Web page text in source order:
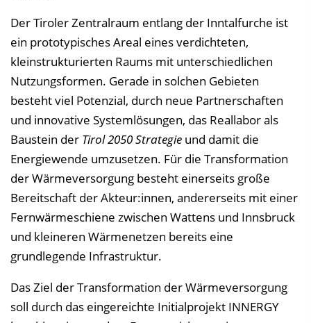
Der Tiroler Zentralraum entlang der Inntalfurche ist
ein prototypisches Areal eines verdichteten,
kleinstrukturierten Raums mit unterschiedlichen
Nutzungsformen. Gerade in solchen Gebieten
besteht viel Potenzial, durch neue Partnerschaften
und innovative Systemlösungen, das Reallabor als
Baustein der Tirol 2050 Strategie und damit die
Energiewende umzusetzen. Für die Transformation
der Wärmeversorgung besteht einerseits große
Bereitschaft der Akteur:innen, andererseits mit einer
Fernwärmeschiene zwischen Wattens und Innsbruck
und kleineren Wärmenetzen bereits eine
grundlegende Infrastruktur.
Das Ziel der Transformation der Wärmeversorgung
soll durch das eingereichte Initialprojekt INNERGY